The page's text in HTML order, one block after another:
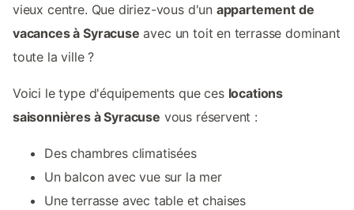
vieux centre. Que diriez-vous d'un appartement de
vacances à Syracuse avec un toit en terrasse dominant
toute la ville ?
Voici le type d'équipements que ces locations
saisonnières à Syracuse vous réservent :
Des chambres climatisées
Un balcon avec vue sur la mer
Une terrasse avec table et chaises